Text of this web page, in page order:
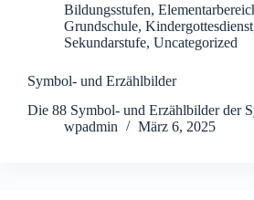
Bildungsstufen,
Grundschule, Kindergottesdienst
Sekundarstufe, Uncategorized
Symbol- und Erzählbilder
Die 88 Symbol- und Erzählbilder der
wpadmin
März 6, 2025